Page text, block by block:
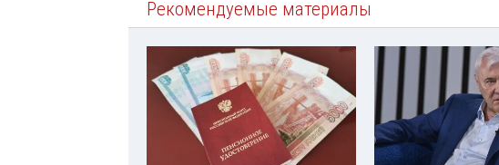
Рекомендуемые материалы